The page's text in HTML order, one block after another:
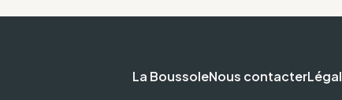
La BoussoleNous contacterLégal